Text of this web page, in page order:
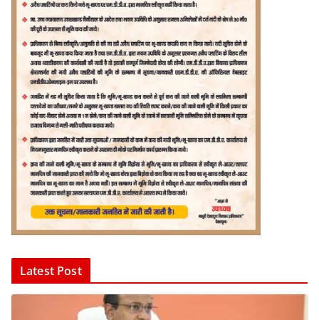
Latest Post